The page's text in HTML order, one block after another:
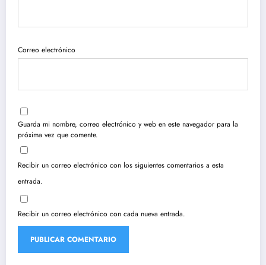
Correo electrónico
Guarda mi nombre, correo electrónico y web en este navegador para la
próxima vez que comente.
Recibir un correo electrónico con los siguientes comentarios a esta
entrada.
Recibir un correo electrónico con cada nueva entrada.